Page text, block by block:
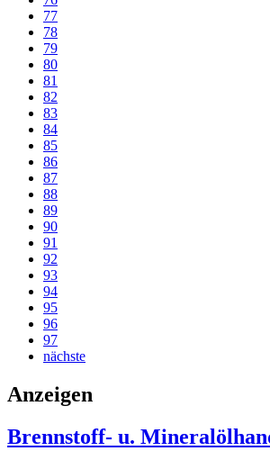
77
78
79
80
81
82
83
84
85
86
87
88
89
90
91
92
93
94
95
96
97
nächste
Anzeigen
Brennstoff- u.